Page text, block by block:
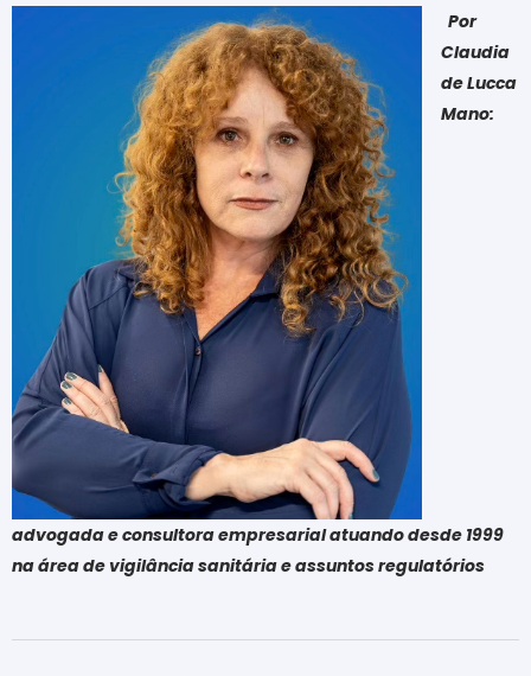
Por
Claudia
de Lucca
Mano:
advogada e consultora empresarial atuando desde 1999
na área de vigilância sanitária e assuntos regulatórios